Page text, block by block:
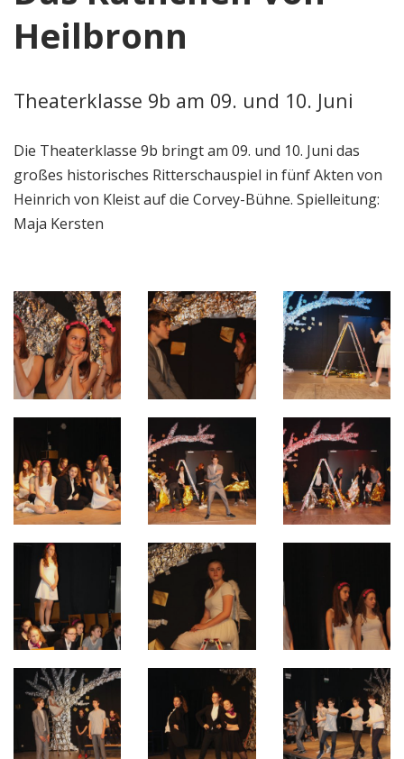
Heilbronn
Theaterklasse 9b am 09. und 10. Juni
Die Theaterklasse 9b bringt am 09. und 10. Juni das
großes historisches Ritterschauspiel in fünf Akten von
Heinrich von Kleist auf die Corvey-Bühne. Spielleitung:
Maja Kersten